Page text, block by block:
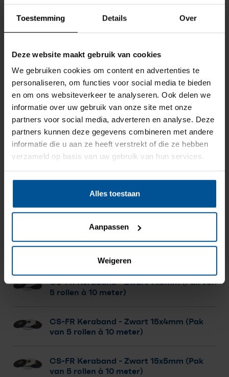
Toestemming Details Over
Deze website maakt gebruik van cookies
We gebruiken cookies om content en advertenties te
personaliseren, om functies voor social media te bieden
en om ons websiteverkeer te analyseren. Ook delen we
informatie over uw gebruik van onze site met onze
partners voor social media, adverteren en analyse. Deze
partners kunnen deze gegevens combineren met andere
informatie die u aan ze heeft verstrekt of die ze hebben
verzameld op basis van uw gebruik van hun services.
Alles toestaan
Aanpassen
Weigeren
CS-FR Keraband- Wit 9x6mm (Pak van 5
rollen à 10 meter)
5 rollen à 10 meter)
CS-FR Keraband- Wit 15x3mm (Pak van
5 rollen à 10 meter)
CS-FR Keraband- Wit 15x4mm (Pak van
5 rollen à 10 meter)
CS-FR Keraband
5 rollen à 10 meter)
5 rollen à 10 meter)
CS-FR Keraband- Zwart 9x4mm (Pak van
CS-FR Keraband- Zwart 9x5mm (Pak van
5 rollen à 10 meter)
CS-FR Keraband - Zwart 15x4mm (Pak
van 5 rollen à 10 meter)
CS-FR Keraband - Zwart 15x5mm (Pak
van 5 rollen à 10 meter)
WEBSHOP
Vanwege de bouwvak is
onze webshop gesloten
vanaf 20 juli 2026. Op
maandag 10 augustus is de
webshop weer volledig
beschikbaar.